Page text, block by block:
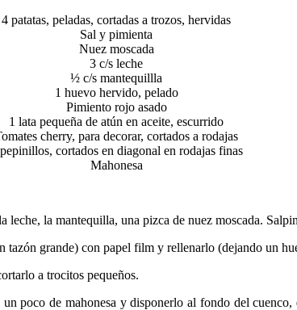
4 patatas, peladas, cortadas a trozos, hervidas
Sal y pimienta
Nuez moscada
3 c/s leche
½ c/s mantequillla
1 huevo hervido, pelado
Pimiento rojo asado
1 lata pequeña de atún en aceite, escurrido
cherry, para decorar, cortados a rodajas
cortados en diagonal en rodajas finas
Mahonesa
leche, la mantequilla, una pizca de nuez moscada.
tazón grande) con papel film y rellenarlo (dejando un
a trocitos pequeños.
poco de mahonesa y disponerlo al fondo del